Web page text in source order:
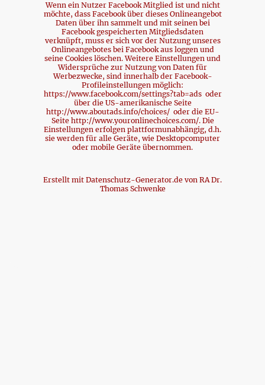
Wenn ein Nutzer Facebook Mitglied ist und nicht
möchte, dass Facebook über dieses Onlineangebot
Daten über ihn sammelt und mit seinen bei
Facebook gespeicherten Mitgliedsdaten
verknüpft, muss er sich vor der Nutzung unseres
Onlineangebotes bei Facebook aus loggen und
seine Cookies löschen. Weitere Einstellungen und
Widersprüche zur Nutzung von Daten für
Werbezwecke, sind innerhalb der Facebook-
Profileinstellungen möglich:
https://www.facebook.com/settings?tab=ads oder
über die US-amerikanische Seite
http://www.aboutads.info/choices/ oder die EU-
Seite http://www.youronlinechoices.com/. Die
Einstellungen erfolgen plattformunabhängig, d.h.
sie werden für alle Geräte, wie Desktopcomputer
oder mobile Geräte übernommen.
​Erstellt mit Datenschutz-Generator.de von RA Dr.
Thomas Schwenke